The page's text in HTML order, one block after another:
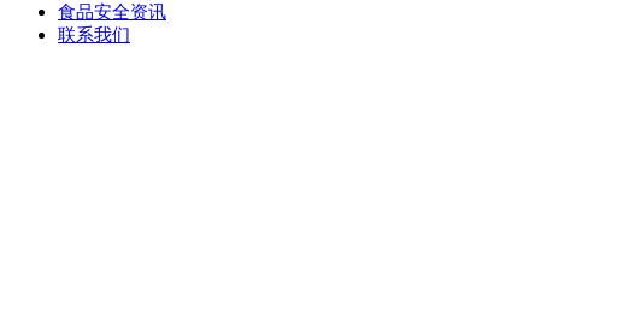
食品安全资讯
联系我们